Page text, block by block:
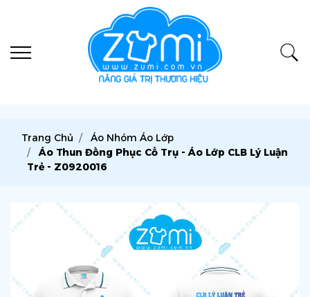
Trang Chủ
Áo Nhóm Áo Lớp
Áo Thun Đồng Phục Cổ Trụ - Áo Lớp CLB Lý Luận
Trẻ - Z0920016